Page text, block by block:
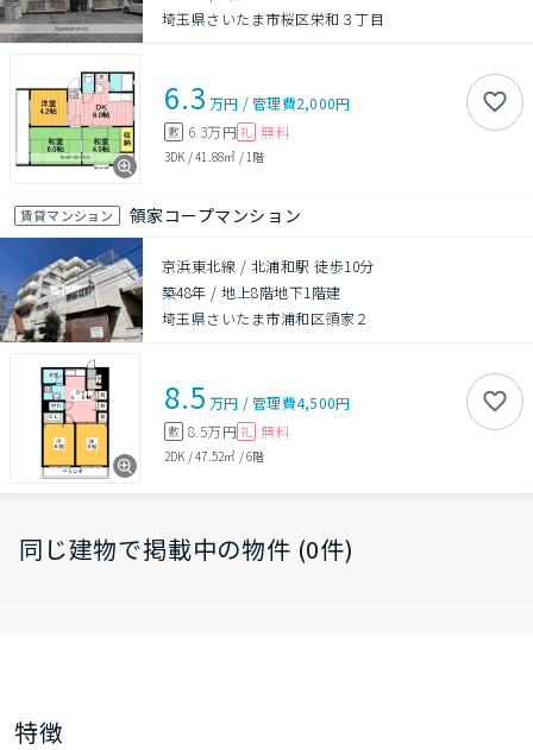
埼玉県さいたま市桜区栄和３丁目
6.3 万円 /管理費2,000円
敷 6.3万円 礼 無料
3DK /41.88㎡ / 1階
賃貸マンション 領家コープマンション
京浜東北線 / 北浦和駅 徒歩10分
築48年 /地上8階地下1階建
埼玉県さいたま市浦和区領家２
8.5 万円 /管理費4,500円
敷 8.5万円 礼 無料
2DK /47.52㎡ /6階
同じ建物で掲載中の物件 (0件)
特徴